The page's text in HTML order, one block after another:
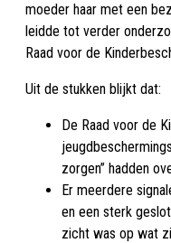
moeder haar met een
leidde tot verder
Raad voor de
Uit de stukken blijkt dat:
De Raad voor de
zorgen” hadden
Er meerdere
en een sterk
zicht was op wat